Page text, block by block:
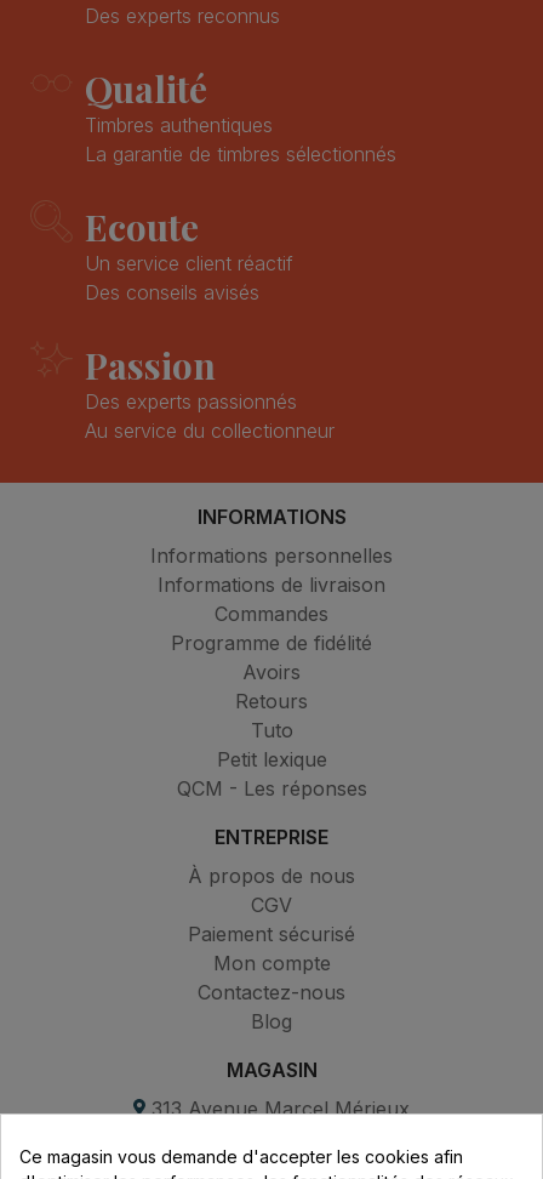
Des experts reconnus
Qualité
Timbres authentiques
La garantie de timbres sélectionnés
Ecoute
Un service client réactif
Des conseils avisés
Passion
Des experts passionnés
Au service du collectionneur
INFORMATIONS
Informations personnelles
Informations de livraison
Commandes
Programme de fidélité
Avoirs
Retours
Tuto
Petit lexique
QCM - Les réponses
ENTREPRISE
À propos de nous
CGV
Paiement sécurisé
Mon compte
Contactez-nous
Blog
MAGASIN
313 Avenue Marcel Mérieux
69530 Brignais
Ce magasin vous demande d'accepter les cookies afin